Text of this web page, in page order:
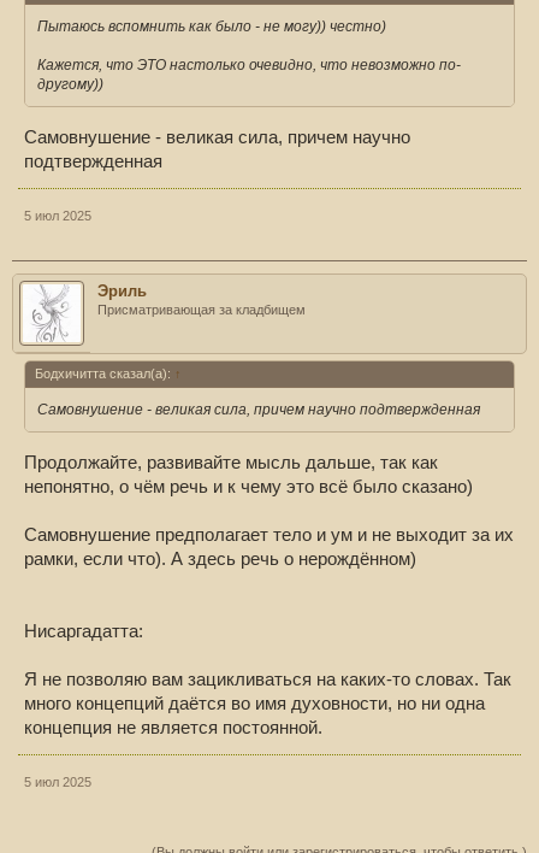
Пытаюсь вспомнить как было - не могу)) честно)
Кажется, что ЭТО настолько очевидно, что невозможно по-
другому))
Самовнушение - великая сила, причем научно
подтвержденная
5 июл 2025
Эриль
Присматривающая за кладбищем
Бодхичитта сказал(а): ↑
Самовнушение - великая сила, причем научно подтвержденная
Продолжайте, развивайте мысль дальше, так как
непонятно, о чём речь и к чему это всё было сказано)
Самовнушение предполагает тело и ум и не выходит за их
рамки, если что). А здесь речь о нерождённом)
Нисаргадатта:
Я не позволяю вам зацикливаться на каких-то словах. Так
много концепций даётся во имя духовности, но ни одна
концепция не является постоянной.
5 июл 2025